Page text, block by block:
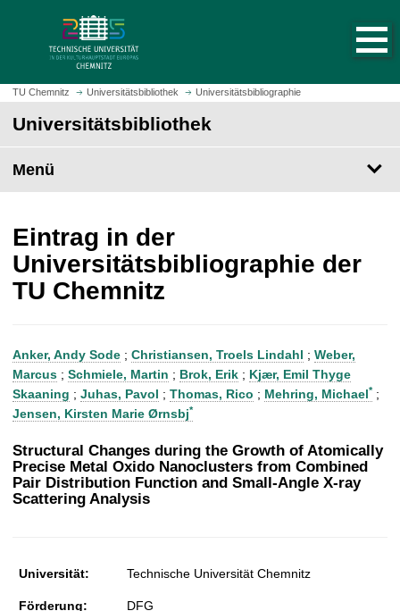
z
m
t
e
i
t
u
f
r
u
TU Chemnitz Universitätsbibliothek Universitätsbibliographie
Universitätsbibliothek
Menü
Eintrag in der
Universitätsbibliographie der
TU Chemnitz
Anker, Andy Sode ; Christiansen, Troels Lindahl ; Weber,
Marcus ; Schmiele, Martin ; Brok, Erik ; Kjær, Emil Thyge
Skaaning ; Juhas, Pavol ; Thomas, Rico ; Mehring, Michael* ;
Jensen, Kirsten Marie Ørnsbj*
Structural Changes during the Growth of Atomically
Precise Metal Oxido Nanoclusters from Combined
Pair Distribution Function and Small-Angle X-ray
Scattering Analysis
Universität: Technische Universität Chemnitz
Förderung: DFG